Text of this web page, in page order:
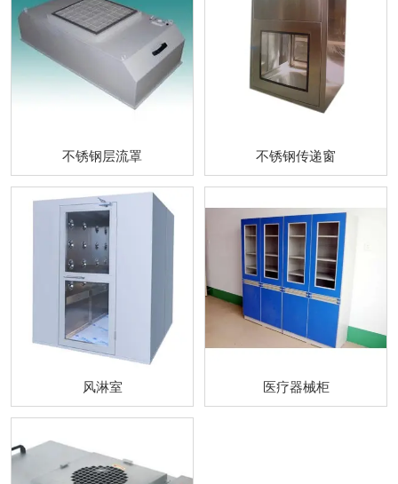
不锈钢层流罩 不锈钢传递窗
风淋室 医疗器械柜
不锈钢层流罩 不锈钢传递窗
风淋室 医疗器械柜